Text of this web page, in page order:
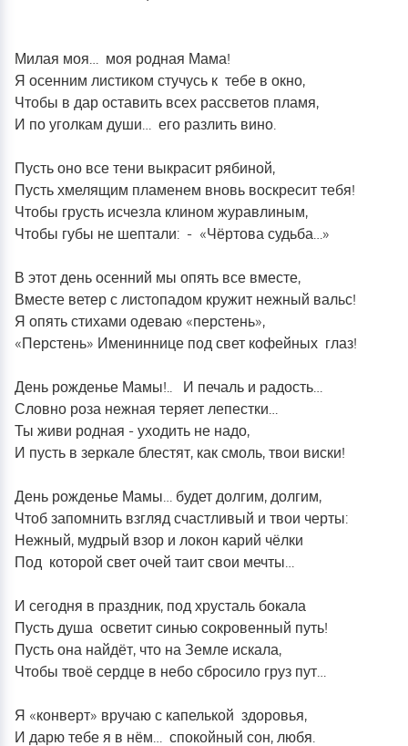
Милая моя… моя родная Мама!
Я осенним листиком стучусь к тебе в окно,
Чтобы в дар оставить всех рассветов пламя,
И по уголкам души… его разлить вино.
Пусть оно все тени выкрасит рябиной,
Пусть хмелящим пламенем вновь воскресит тебя!
Чтобы грусть исчезла клином журавлиным,
Чтобы губы не шептали: - «Чёртова судьба…»
В этот день осенний мы опять все вместе,
Вместе ветер с листопадом кружит нежный вальс!
Я опять стихами одеваю «перстень»,
«Перстень» Имениннице под свет кофейных глаз!
День рожденье Мамы!.. И печаль и радость…
Словно роза нежная теряет лепестки…
Ты живи родная - уходить не надо,
И пусть в зеркале блестят, как смоль, твои виски!
День рожденье Мамы… будет долгим, долгим,
Чтоб запомнить взгляд счастливый и твои черты:
Нежный, мудрый взор и локон карий чёлки
Под которой свет очей таит свои мечты…
И сегодня в праздник, под хрусталь бокала
Пусть душа осветит синью сокровенный путь!
Пусть она найдёт, что на Земле искала,
Чтобы твоё сердце в небо сбросило груз пут…
Я «конверт» вручаю с капелькой здоровья,
И дарю тебе я в нём… спокойный сон, любя.
«Склонилась, как мать, над могилой берёза…»
Памяти Юрия Шатунова…
Памяти Леонида Казьмина... К 80 – ти летию
Памяти Александра Скрынникова, бойца ЧВК